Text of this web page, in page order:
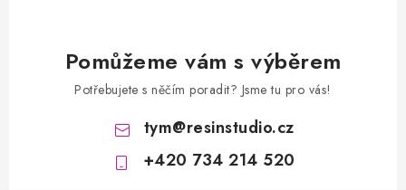
Pomůžeme vám s výběrem
Potřebujete s něčím poradit? Jsme tu pro vás!
tym@resinstudio.cz
+420 734 214 520